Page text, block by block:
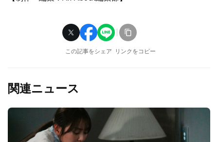
この記事をシェア リンクをコピー
関連ニュース